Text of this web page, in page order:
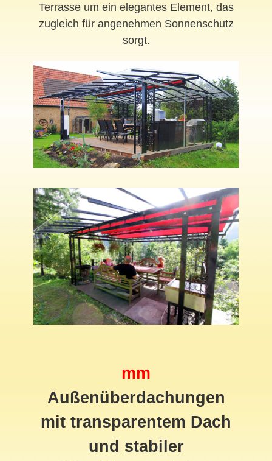
Terrasse um ein elegantes Element, das
zugleich für angenehmen Sonnenschutz
sorgt.
mm
Außenüberdachungen
mit transparentem Dach
und stabiler